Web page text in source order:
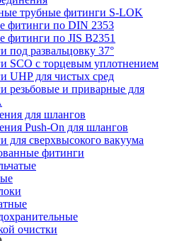
трубные фитинги S-LOK
фитинги по DIN 2353
фитинги по JIS B2351
под развальцовку 37°
SCO с торцевым уплотнением
UHP для чистых сред
резьбовые и приварные для
для шлангов
Push-On для шлангов
для сверхвысокого вакуума
фитинги
очистки